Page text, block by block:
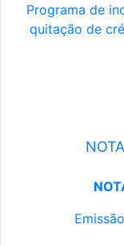
Programa de
quitação de